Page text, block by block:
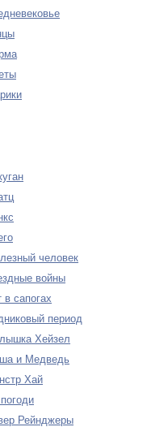
человек
войны
в сапогах
период
Хейзел
и Медведь
Хай
Рейнджеры